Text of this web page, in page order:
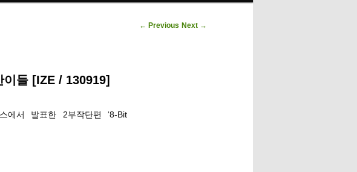
Post navigation
← Previous Next →
들 [IZE / 130919]
에서 발표한 2부작단편 ‘8-Bit